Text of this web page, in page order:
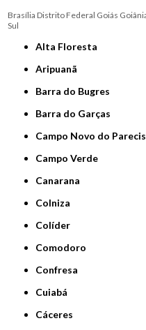
Brasília Distrito Federal Goiás
Sul
Alta Floresta
Aripuanã
Barra do Bugres
Barra do Garças
Campo Novo do Parecis
Campo Verde
Canarana
Colniza
Colíder
Comodoro
Confresa
Cuiabá
Cáceres